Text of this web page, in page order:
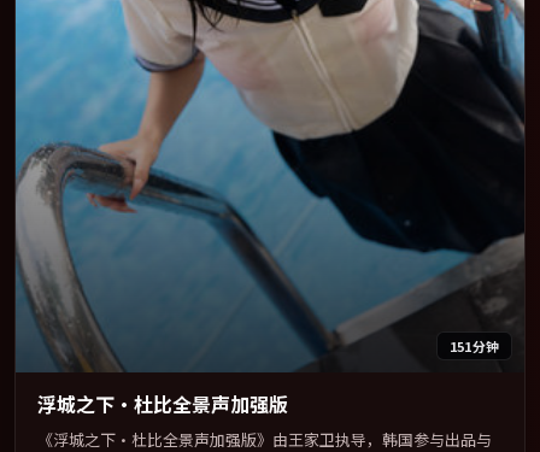
151分钟
浮城之下·杜比全景声加强版
《浮城之下·杜比全景声加强版》由王家卫执导，韩国参与出品与